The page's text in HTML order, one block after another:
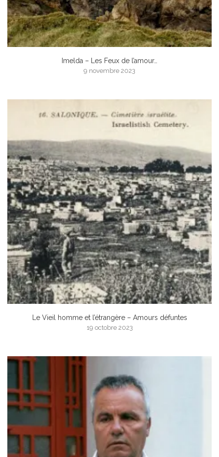
Imelda – Les Feux de l’amour…
9 novembre 2023
Le Vieil homme et l’étrangère – Amours défuntes
19 octobre 2023